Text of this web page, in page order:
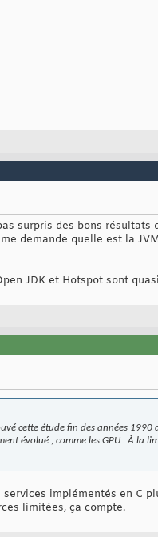
surpris des bons
demande quelle est la
JDK et Hotspot sont
cette étude fin des années
évolué , comme les GPU . À
implémentés en C
limitées, ça compte.